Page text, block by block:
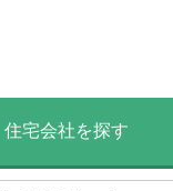
住宅会社を探す